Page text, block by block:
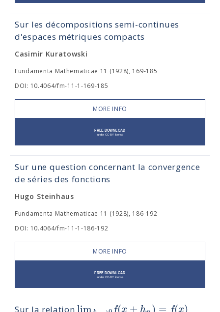
Sur les décompositions semi-continues
d'espaces métriques compacts
Casimir Kuratowski
Fundamenta Mathematicae 11 (1928), 169-185
DOI: 10.4064/fm-11-1-169-185
MORE INFO
Sur une question concernant la convergence
de séries des fonctions
Hugo Steinhaus
Fundamenta Mathematicae 11 (1928), 186-192
DOI: 10.4064/fm-11-1-186-192
MORE INFO
Sur la relation